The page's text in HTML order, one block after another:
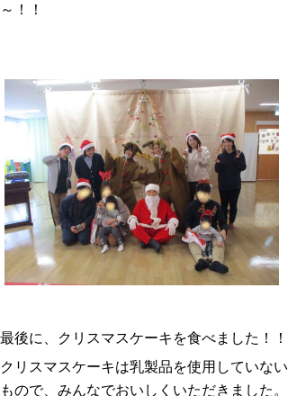
～！！
最後に、クリスマスケーキを食べました！！
クリスマスケーキは乳製品を使用していない
もので、みんなでおいしくいただきました。